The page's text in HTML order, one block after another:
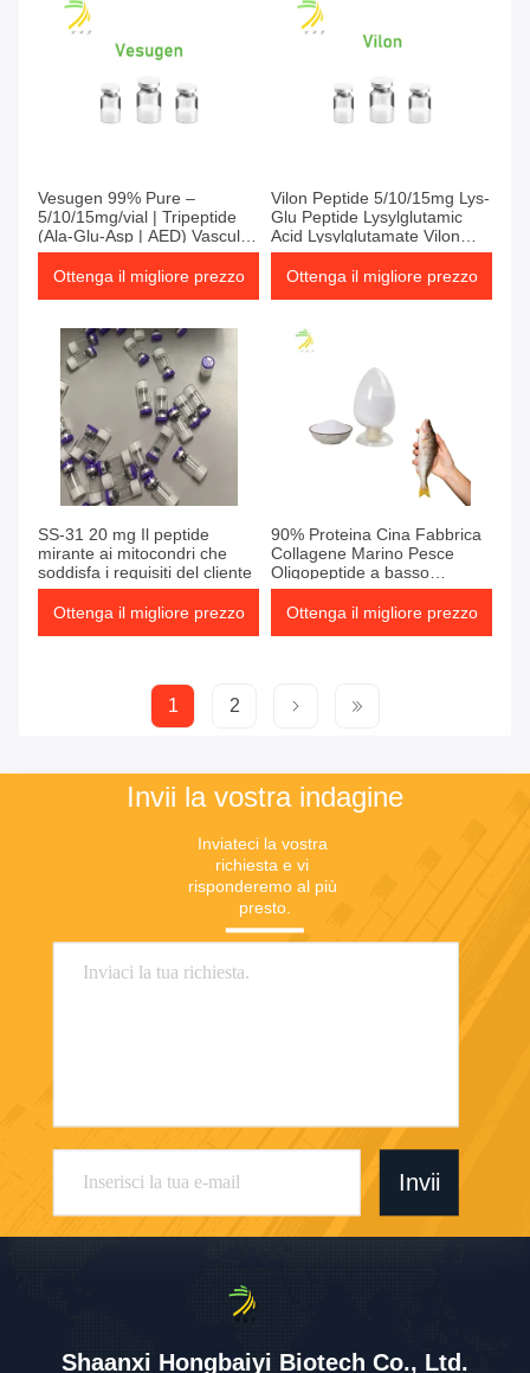
Vesugen 99% Pure –
5/10/15mg/vial | Tripeptide
(Ala-Glu-Asp | AED) Vascular
Repair Bioregulator
Ottenga il migliore prezzo
Vilon Peptide 5/10/15mg Lys-
Glu Peptide Lysylglutamic
Acid Lysylglutamate Vilon
anti-aging peptide
Ottenga il migliore prezzo
SS-31 20 mg Il peptide
mirante ai mitocondri che
soddisfa i requisiti del cliente
Ottenga il migliore prezzo
90% Proteina Cina Fabbrica
Collagene Marino Pesce
Oligopeptide a basso
contenuto di peptidi Polvere
Ottenga il migliore prezzo
1 2
Invii la vostra indagine
Inviateci la vostra
richiesta e vi
risponderemo al più
presto.
Invii
Shaanxi Hongbaiyi Biotech Co., Ltd.